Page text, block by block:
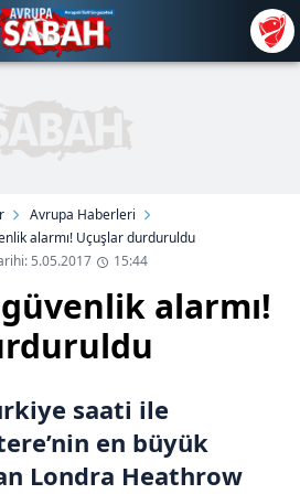
Avrupa Haberleri
alarmı! Uçuşlar durduruldu
5.05.2017
15:44
alarmı!
saati ile
en büyük
Londra Heathrow